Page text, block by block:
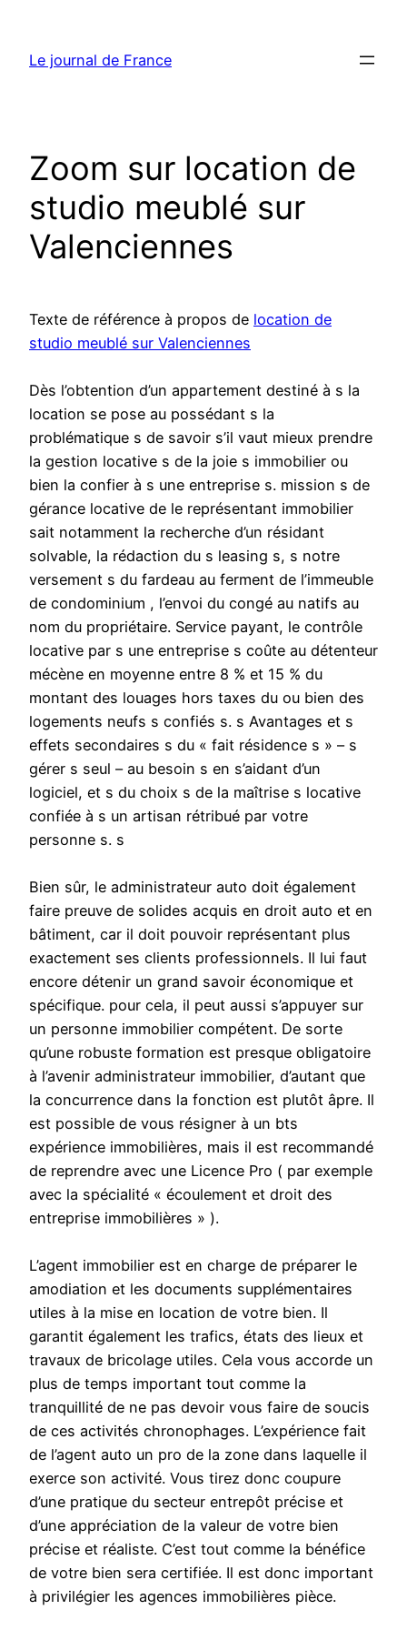
contenu
Le journal de France
Zoom sur location de
studio meublé sur
Valenciennes
Texte de référence à propos de location de
studio meublé sur Valenciennes
Dès l’obtention d’un appartement destiné à s la
location se pose au possédant s la
problématique s de savoir s’il vaut mieux prendre
la gestion locative s de la joie s immobilier ou
bien la confier à s une entreprise s. mission s de
gérance locative de le représentant immobilier
sait notamment la recherche d’un résidant
solvable, la rédaction du s leasing s, s notre
versement s du fardeau au ferment de l’immeuble
de condominium , l’envoi du congé au natifs au
nom du propriétaire. Service payant, le contrôle
locative par s une entreprise s coûte au détenteur
mécène en moyenne entre 8 % et 15 % du
montant des louages hors taxes du ou bien des
logements neufs s confiés s. s Avantages et s
effets secondaires s du « fait résidence s » – s
gérer s seul – au besoin s en s’aidant d’un
logiciel, et s du choix s de la maîtrise s locative
confiée à s un artisan rétribué par votre
personne s. s
Bien sûr, le administrateur auto doit également
faire preuve de solides acquis en droit auto et en
bâtiment, car il doit pouvoir représentant plus
exactement ses clients professionnels. Il lui faut
encore détenir un grand savoir économique et
spécifique. pour cela, il peut aussi s’appuyer sur
un personne immobilier compétent. De sorte
qu’une robuste formation est presque obligatoire
à l’avenir administrateur immobilier, d’autant que
la concurrence dans la fonction est plutôt âpre. Il
est possible de vous résigner à un bts
expérience immobilières, mais il est recommandé
de reprendre avec une Licence Pro ( par exemple
avec la spécialité « écoulement et droit des
entreprise immobilières » ).
L’agent immobilier est en charge de préparer le
amodiation et les documents supplémentaires
utiles à la mise en location de votre bien. Il
garantit également les trafics, états des lieux et
travaux de bricolage utiles. Cela vous accorde un
plus de temps important tout comme la
tranquillité de ne pas devoir vous faire de soucis
de ces activités chronophages. L’expérience fait
de l’agent auto un pro de la zone dans laquelle il
exerce son activité. Vous tirez donc coupure
d’une pratique du secteur entrepôt précise et
d’une appréciation de la valeur de votre bien
précise et réaliste. C’est tout comme la bénéfice
de votre bien sera certifiée. Il est donc important
à privilégier les agences immobilières pièce.